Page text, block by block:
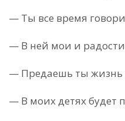
— Ты все время
— В ней мои и
— Предаешь ты жизнь
— В моих детях будет